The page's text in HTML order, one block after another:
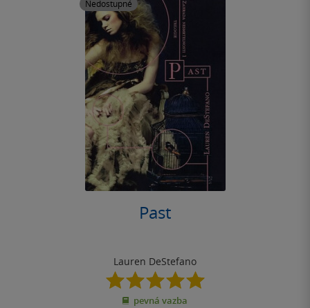
Nedostupné
Past
Lauren DeStefano
5.0
z
5
pevná vazba